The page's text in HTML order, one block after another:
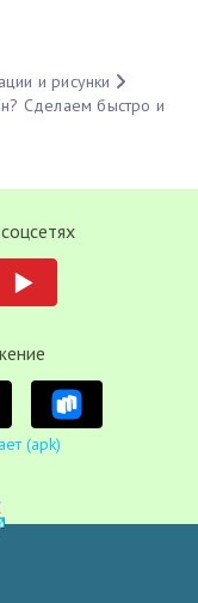
и рисунки
Сделаем быстро и
(apk)